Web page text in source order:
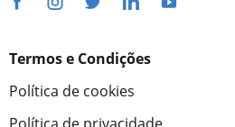
Termos e Condições
Política de cookies